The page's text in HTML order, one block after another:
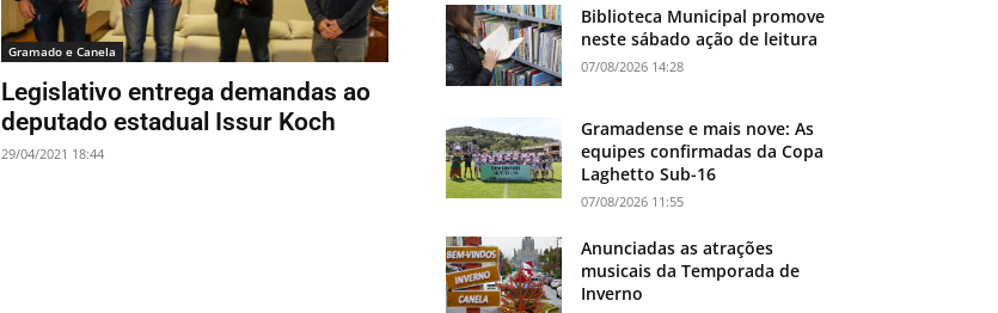
Gramado e Canela
Legislativo entrega demandas ao
deputado estadual Issur Koch
29/04/2021 18:44
Biblioteca Municipal promove
neste sábado ação de leitura
07/08/2026 14:28
Gramadense e mais nove: As
equipes confirmadas da Copa
Laghetto Sub-16
07/08/2026 11:55
Anunciadas as atrações
musicais da Temporada de
Inverno